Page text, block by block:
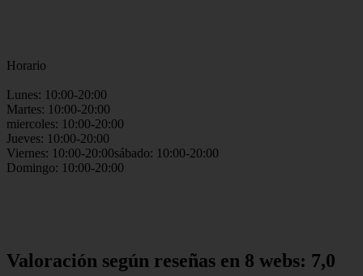
Horario
Lunes: 10:00-20:00
Martes: 10:00-20:00
miercoles: 10:00-20:00
Jueves: 10:00-20:00
Viernes: 10:00-20:00sábado: 10:00-20:00
Domingo: 10:00-20:00
Valoración según reseñas en 8 webs: 7,0